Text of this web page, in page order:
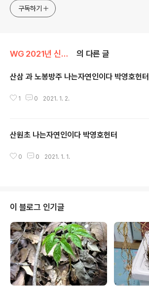
구독하기
WG 2021년 신축년 기록 의 다른 글
산삼 과 노봉방주 나는자연인이다 박영호헌터
1 0 2021. 1. 2.
산원초 나는자연인이다 박영호헌터
0 0 2021. 1. 1.
이 블로그 인기글